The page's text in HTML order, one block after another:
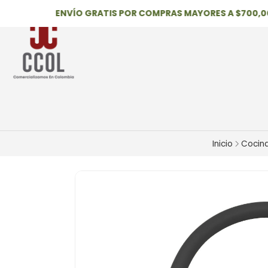
ENVÍO GRATIS POR COMPRAS MAYORES A $700,000
Inicio